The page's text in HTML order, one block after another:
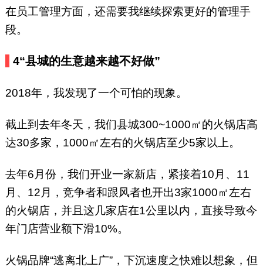
在员工管理方面，还需要我继续探索更好的管理手
段。
4“县城的生意越来越不好做”
2018年，我发现了一个可怕的现象。
截止到去年冬天，我们县城300~1000㎡的火锅店高
达30多家，1000㎡左右的火锅店至少5家以上。
去年6月份，我们开业一家新店，紧接着10月、11
月、12月，竞争者和跟风者也开出3家1000㎡左右
的火锅店，并且这几家店在1公里以内，直接导致今
年门店营业额下滑10%。
火锅品牌“逃离北上广”，下沉速度之快难以想象，但